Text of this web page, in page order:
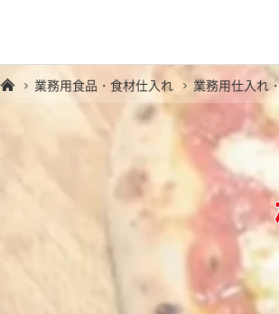
業務用食品・食材仕入れ 業務用仕入れ